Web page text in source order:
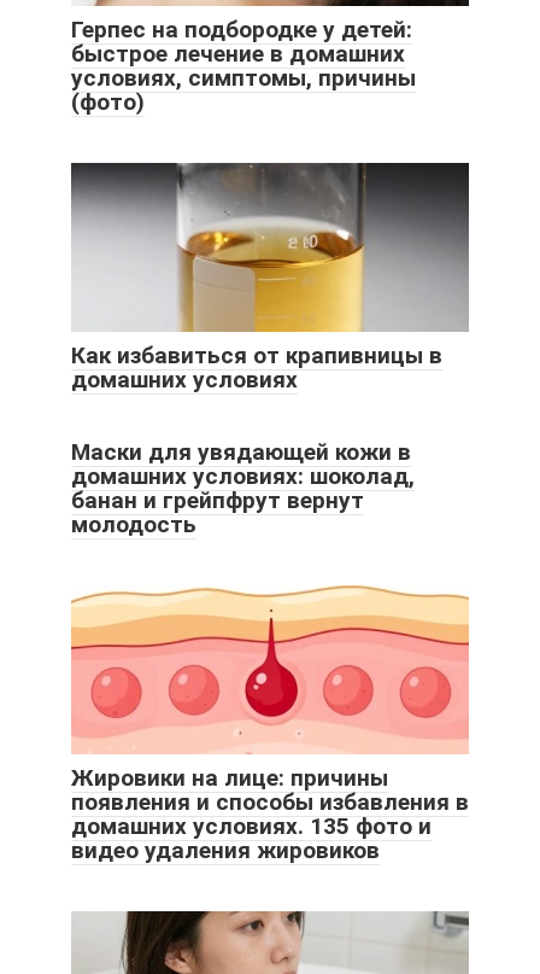
Герпес на подбородке у детей:
быстрое лечение в домашних
условиях, симптомы, причины
(фото)
Как избавиться от крапивницы в
домашних условиях
Маски для увядающей кожи в
домашних условиях: шоколад,
банан и грейпфрут вернут
молодость
Жировики на лице: причины
появления и способы избавления в
домашних условиях. 135 фото и
видео удаления жировиков